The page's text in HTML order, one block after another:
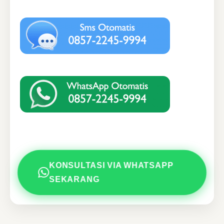
KONSULTASI VIA WHATSAPP
SEKARANG